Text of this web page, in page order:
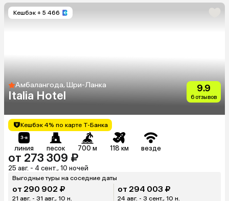
Кешбэк + 5 466
Амбалангода, Шри-Ланка
Italia Hotel
9.9
6 отзывов
Кешбэк 4% по карте Т-Банка
линия песок 700 м 118 км везде
от 273 309 ₽
25 авг. - 4 сент., 10 ночей
Выгодные туры на соседние даты
от 290 902 ₽
21 авг. - 31 авг., 10 н.
от 294 003 ₽
24 авг. - 3 сент., 10 н.